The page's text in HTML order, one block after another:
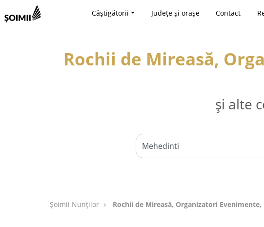
Câștigătorii Județe și orașe Contact
Rochii de Mireasă,
și alte
Șoimii Nunților Rochii de Mireasă, Organizatori